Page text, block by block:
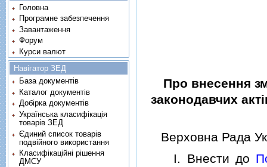
Про внесення
законодавчих
Верховна Рада
I. Внести до
Головна
Програмне забезпечення
Завантаження
Форум
Курси валют
Навігатор ЗЕД
База документів
Каталог документів
Добірка документів
Українська класифікація
товарів ЗЕД
Єдиний список товарів
подвійного використання
Класифікаційні рішення
ДМСУ